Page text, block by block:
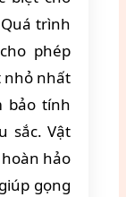
trình
phép
nhỏ nhất
bảo tính
sắc. Vật
hảo
gọng